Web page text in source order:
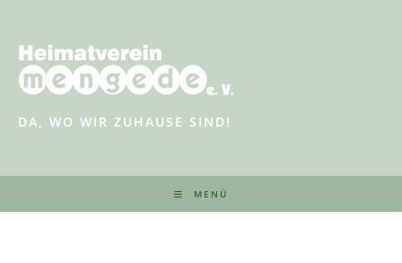
springen
DA, WO WIR ZUHAUSE SIND!
MENÜ